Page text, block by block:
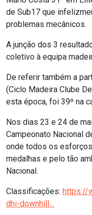
de Sub17 que
problemas mecânicos.
A junção dos 3
coletivo à equipa
De referir também a
(Ciclo Madeira Clube
esta época, foi 39º na
Nos dias 23 e 24 de
Campeonato Nacional
onde todos os
medalhas e pelo tão
Nacional.
Classificações: https://
dhi-downhill…